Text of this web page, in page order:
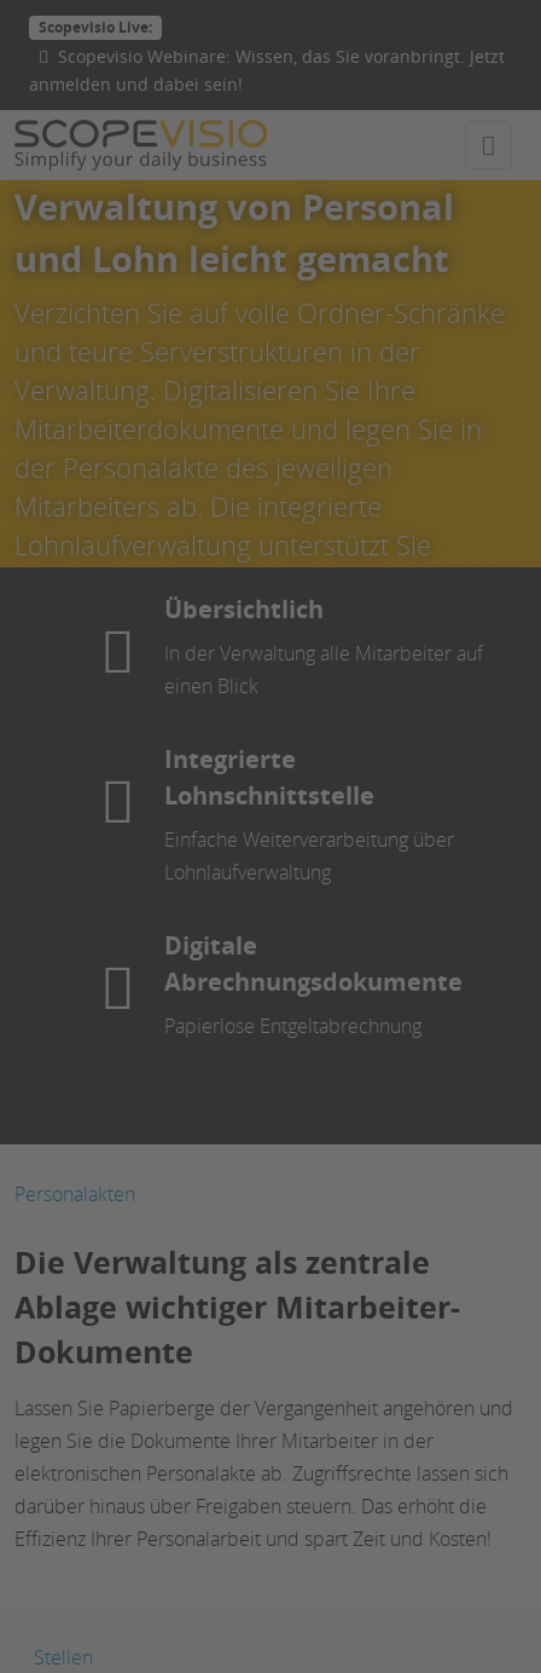
Direkt
zum
Inhalt
wechseln
Scopevisio Live:
Scopevisio Webinare: Wissen, das Sie voranbringt. Jetzt
anmelden und dabei sein!
Verwaltung von Personal
und Lohn leicht gemacht
Verzichten Sie auf volle Ordner-Schränke
und teure Serverstrukturen in der
Verwaltung. Digitalisieren Sie Ihre
Mitarbeiterdokumente und legen Sie in
der Personalakte des jeweiligen
Mitarbeiters ab. Die integrierte
Lohnlaufverwaltung unterstützt Sie
Abrechnungsdokumente sowie
Verbuchung der Lohnbuchungsdatei.
Übersichtlich
In der Verwaltung alle Mitarbeiter auf
einen Blick
Integrierte
Lohnschnittstelle
Einfache Weiterverarbeitung über
Lohnlaufverwaltung
Digitale
Abrechnungsdokumente
Papierlose Entgeltabrechnung
Personalakten
Die Verwaltung als zentrale
Ablage wichtiger Mitarbeiter-
Dokumente
Lassen Sie Papierberge der Vergangenheit angehören und
legen Sie die Dokumente Ihrer Mitarbeiter in der
elektronischen Personalakte ab. Zugriffsrechte lassen sich
darüber hinaus über Freigaben steuern. Das erhöht die
Effizienz Ihrer Personalarbeit und spart Zeit und Kosten!
Stellen